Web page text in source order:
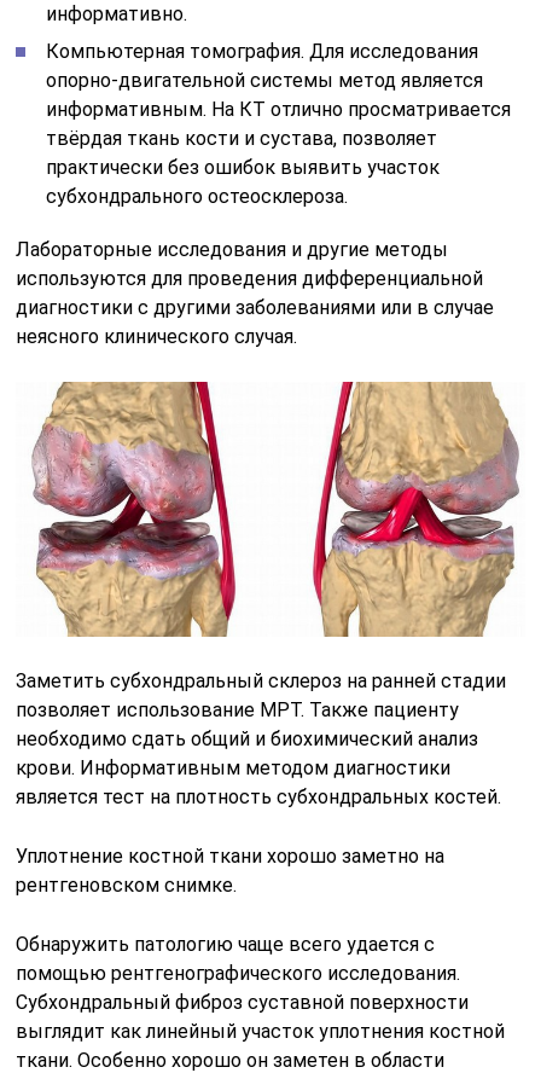
информативно.
Компьютерная томография. Для исследования
опорно-двигательной системы метод является
информативным. На КТ отлично просматривается
твёрдая ткань кости и сустава, позволяет
практически без ошибок выявить участок
субхондрального остеосклероза.
Лабораторные исследования и другие методы
используются для проведения дифференциальной
диагностики с другими заболеваниями или в случае
неясного клинического случая.
Заметить субхондральный склероз на ранней стадии
позволяет использование МРТ. Также пациенту
необходимо сдать общий и биохимический анализ
крови. Информативным методом диагностики
является тест на плотность субхондральных костей.
Уплотнение костной ткани хорошо заметно на
рентгеновском снимке.
Обнаружить патологию чаще всего удается с
помощью рентгенографического исследования.
Субхондральный фиброз суставной поверхности
выглядит как линейный участок уплотнения костной
ткани. Особенно хорошо он заметен в области